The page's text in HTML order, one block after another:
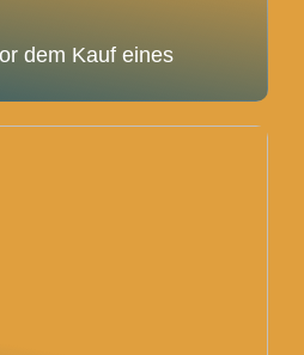
dem Kauf eines